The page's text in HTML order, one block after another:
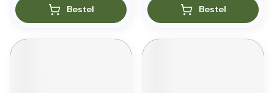
Bestel Bestel